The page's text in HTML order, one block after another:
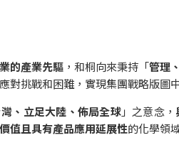
的產業先驅 ，和桐向來秉持「 管理
對挑戰和困難，實現集團戰略版圖
、立足大陸、佈局全球」之意念，
值且具有產品應用延展性的化學領